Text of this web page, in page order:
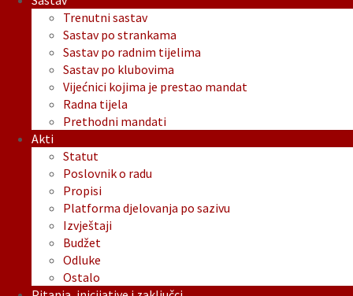
Trenutni sastav
Sastav po strankama
Sastav po radnim tijelima
Sastav po klubovima
Vijećnici kojima je prestao mandat
Radna tijela
Prethodni mandati
Akti
Statut
Poslovnik o radu
Propisi
Platforma djelovanja po sazivu
Izvještaji
Budžet
Odluke
Ostalo